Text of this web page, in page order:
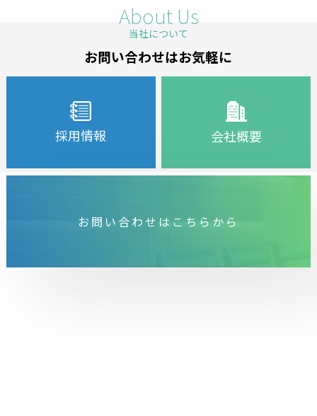
About Us
当社について
お問い合わせはお気軽に
採用情報 会社概要
お問い合わせはこちらから